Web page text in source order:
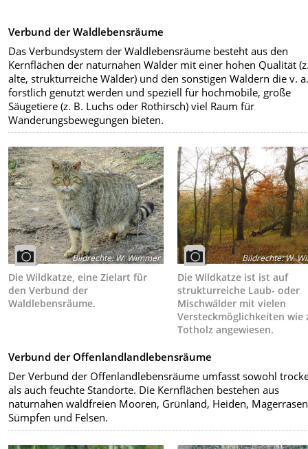
Verbund der Waldlebensräume
Das Verbundsystem der Waldlebensräume besteht aus den
Kernflächen der naturnahen Wälder mit einer hohen Qualität
alte, strukturreiche Wälder) und den sonstigen Wäldern die v.
forstlich genutzt werden und speziell für hochmobile, große
Säugetiere (z. B. Luchs oder Rothirsch) viel Raum für
Wanderungsbewegungen bieten.
Bildrechte:W. Wimmer
Die Wildkatze, eine Zielart für
den Verbund der
Waldlebensräume.
Bildrechte:W.
Die Wildkatze ist ist auf
strukturreiche Laub- oder
Mischwälder mit vielen
Versteckmöglichkeiten wie
Totholz angewiesen.
Verbund der Offenlandlandlebensräume
Der Verbund der Offenlandlebensräume umfasst sowohl
als auch feuchte Standorte. Die Kernflächen bestehen aus
naturnahen waldfreien Mooren, Grünland, Heiden,
Sümpfen und Felsen.